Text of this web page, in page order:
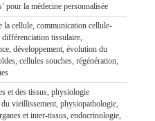
pour la médecine personnalisée
la cellule, communication cellule-
tissulaire,
développement, évolution du
cellules souches, régénération,
et des tissus, physiologie
vieillissement, physiopathologie,
et inter-tissus, endocrinologie,